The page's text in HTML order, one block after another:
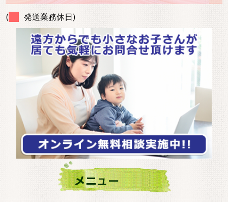
( 発送業務休日)